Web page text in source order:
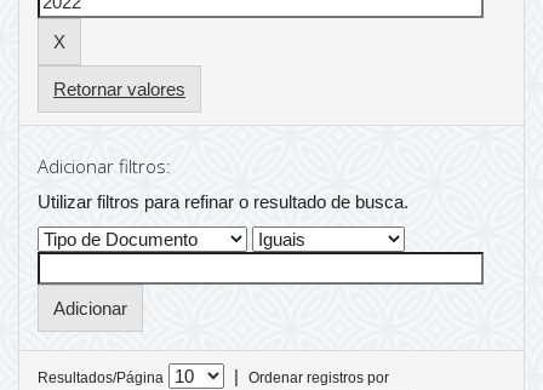
Retornar valores
Adicionar filtros:
Utilizar filtros para refinar o resultado de busca.
Resultados/Página |
Ordenar registros por